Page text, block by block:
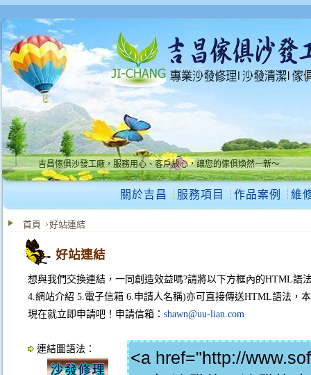
吉昌傢俱沙發工廠，服務用心、客戶放心，讓您的傢俱煥然一新～
吉昌傢俱沙發工廠，服務用心、客戶放心，讓您的傢俱煥然一新～
關於吉昌 服務項目 作品案例 維
首頁 好站連結
好站連結
想與我們交換連結，一同創造效益嗎?請將以下方框內的HTML語
4.網站介紹 5.電子信箱 6.申請人名稱)亦可直接傳送HTML語法，
現在就立即申請吧！申請信箱： shawn@uu-lian.com
連結圖語法：